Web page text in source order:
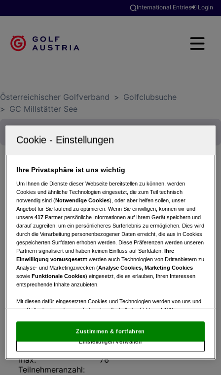
International Entries Login
Österreichischer Golfverband > Golfclubsuche
> GC Millstätter See
Copa Valtiner
28.09.2025 - Einzel (Stableford)
GC Millstätter See
Turnierinfo
Nennliste Startzeiten
Ergebnisse Live Scoring
Turnierinfo
Datum:
Modus:
Scramble
Golfclub Millstätter See
Rundenanzahl:
1
max.
Teilnehmeranzahl:
76
Ihre Privatsphäre ist uns wichtig
Um Ihnen die Dienste dieser Webseite bereitstellen zu können, werden
Cookies und ähnliche Technologien eingesetzt, die zum Teil technisch
notwendig sind (Notwendige Cookies), oder aber helfen sollen, unser
Angebot für Sie laufend zu optimieren. Wenn Sie einwilligen, können wir und
unsere417 Partner persönliche Informationen auf Ihrem Gerät speichern und
darauf zugreifen, um ein persönlicheres Surferlebnis zu ermöglichen. Dies wird
durch die Verarbeitung personenbezogener Daten erreicht, die aus in Cookies
gespeicherten Surfdaten erhoben werden. Diese Präferenzen werden unseren
Partnern signalisiert und haben keinen Einfluss auf Surfdaten.Ihre
Einwilligung vorausgesetzt werden auch Technologien von Drittanbietern zu
Analyse- und Marketingzwecken (Analyse Cookies, Marketing Cookies
sowieFunktionale Cookies) eingesetzt, die es erlauben, Ihren Interessen
entsprechende Inhalte anzubieten.
Mit diesen dafür eingesetzten Cookies und Technologien werden von uns und
von Drittanbietern, die zum Teil auch außerhalb der EU (u.a. USA)
angemessenes Datenschutzniveau bescheinigt.Es besteht insbesondere
das Risiko, dass Ihre Daten dem Zugriff durch US-Behörden zu Kontroll- und
Überwachungszwecken unterliegen und dagegen keine wirksamen
Rechtsbehelfe zur Verfügung stehen.
Einstellungen verwalten
Zustimmen & fortfahren